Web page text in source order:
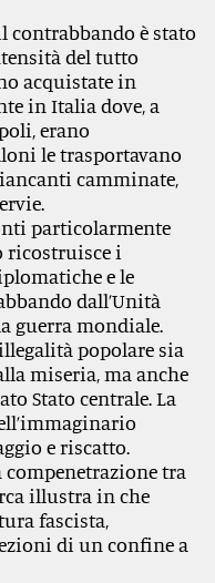
contrabbando è stato
del tutto
acquistate in
in Italia dove, a
erano
le trasportavano
camminate,
particolarmente
ricostruisce i
e le
dall’Unità
guerra mondiale.
popolare sia
miseria, ma anche
Stato centrale. La
e riscatto.
tra
illustra in che
fascista,
di un confine a